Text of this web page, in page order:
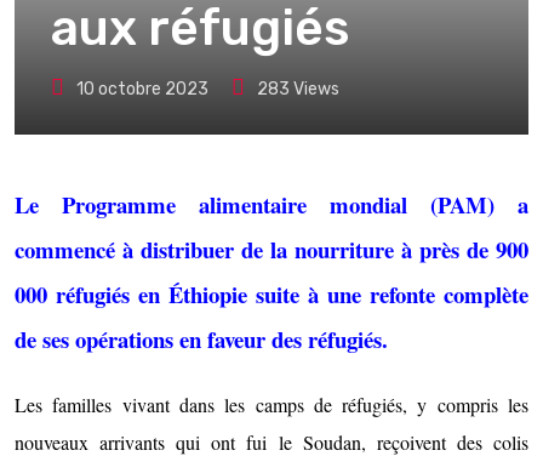
aux réfugiés
10 octobre 2023 283 Views
Le Programme alimentaire mondial (PAM) a
commencé à distribuer de la nourriture à près de 900
000 réfugiés en Éthiopie suite à une refonte complète
de ses opérations en faveur des réfugiés.
Les familles vivant dans les camps de réfugiés, y compris les
nouveaux arrivants qui ont fui le Soudan, reçoivent des colis